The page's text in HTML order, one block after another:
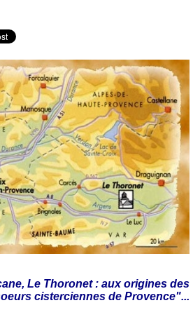
Le Thoronet : aux origines des
cisterciennes de Provence"...